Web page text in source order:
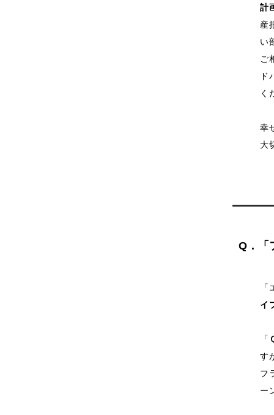
計
産
い
ご
ド
く
幸
大
Q．「
イ
「
す
フ
ー